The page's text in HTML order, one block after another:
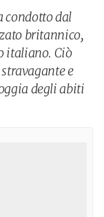
condotto dal
britannico,
italiano. Ciò
e
degli abiti